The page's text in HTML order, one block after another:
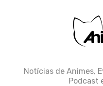
Notícias de Animes,
Podcast